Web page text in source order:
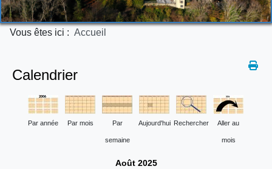
Vous êtes ici : Accueil
Calendrier
Par année Par mois Par
semaine
Aujourd'hui Rechercher Aller au
mois
Août 2025